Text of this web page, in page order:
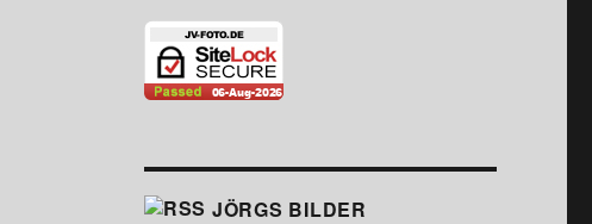
JÖRGS BILDER